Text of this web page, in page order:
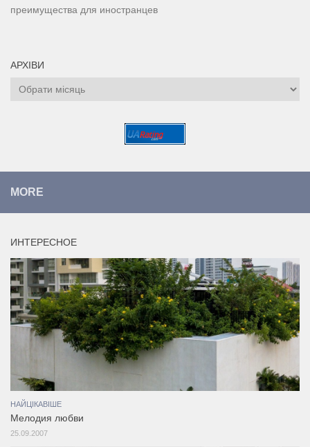
преимущества для иностранцев
АРХІВИ
Архіви
MORE
ИНТЕРЕСНОЕ
НАЙЦІКАВІШЕ
Мелодия любви
25.09.2007